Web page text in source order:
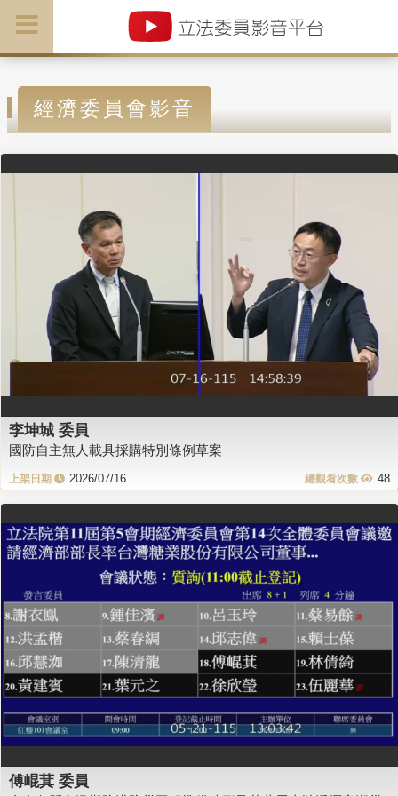
經濟委員會影音
李坤城 委員
國防自主無人載具採購特別條例草案
2026/07/16 48
傅崐萁 委員